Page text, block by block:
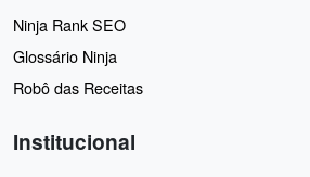
Ninja Rank SEO
Glossário Ninja
Robô das Receitas
Institucional